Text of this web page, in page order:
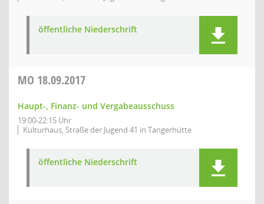
öffentliche Niederschrift
MO 18.09.2017
Haupt-, Finanz- und Vergabeausschuss
19:00-22:15 Uhr
Kulturhaus, Straße der Jugend 41 in Tangerhütte
öffentliche Niederschrift